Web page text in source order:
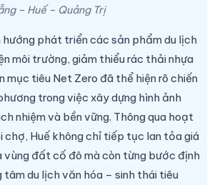
– Huế – Quảng Trị
phát triển các sản phẩm du lịch
môi trường, giảm thiểu rác thải nhựa
tiêu Net Zero đã thể hiện rõ chiến
trong việc xây dựng hình ảnh
nhiệm và bền vững. Thông qua hoạt
chợ, Huế không chỉ tiếp tục lan tỏa giá
vùng đất cố đô mà còn từng bước định
du lịch văn hóa – sinh thái tiêu